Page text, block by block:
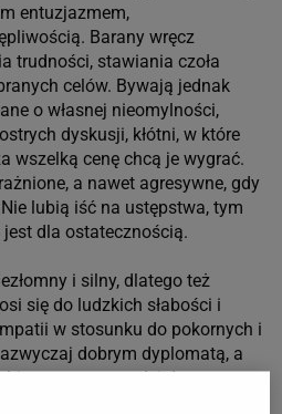
entuzjazmem,
Barany wręcz
trudności, stawiania czoła
celów. Bywają jednak
o własnej nieomylności,
dyskusji, kłótni, w które
wszelką cenę chcą je wygrać.
a nawet agresywne, gdy
lubią iść na ustępstwa, tym
dla ostatecznością.
i silny, dlatego też
się do ludzkich słabości i
w stosunku do pokornych i
dobrym dyplomatą, a
często prowadzi do
jako osoby pysznej,